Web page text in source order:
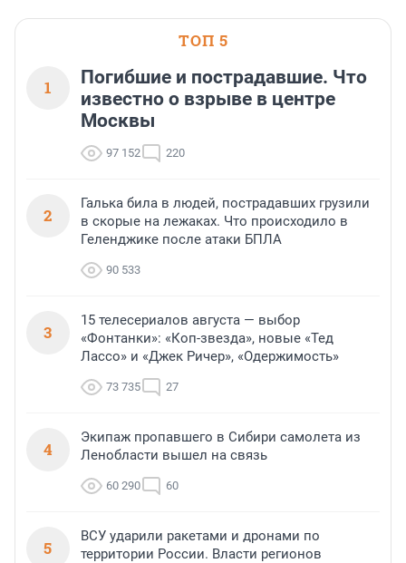
ТОП 5
1
Погибшие и пострадавшие. Что
известно о взрыве в центре
Москвы
97 152 220
2
Галька била в людей, пострадавших грузили
в скорые на лежаках. Что происходило в
Геленджике после атаки БПЛА
90 533
3
15 телесериалов августа — выбор
«Фонтанки»: «Коп-звезда», новые «Тед
Лассо» и «Джек Ричер», «Одержимость»
73 735 27
4
Экипаж пропавшего в Сибири самолета из
Ленобласти вышел на связь
60 290 60
5
ВСУ ударили ракетами и дронами по
территории России. Власти регионов